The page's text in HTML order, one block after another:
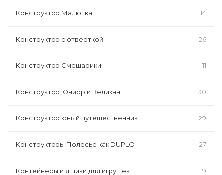
Конструктор Малютка 14
Конструктор с отверткой 26
Конструктор Смешарики 11
Конструктор Юниор и Великан 30
Конструктор юный путешественник 29
Конструкторы Полесье как DUPLO 27
Контейнеры и ящики для игрушек 9